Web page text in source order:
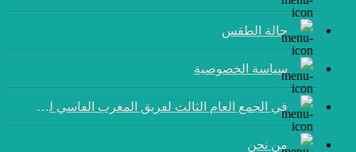
حالة الطقس
سياسة الخصوصية
في الجمع العام الثالث لفريق المغرب الفاسي لكرة القدم:
من نحن